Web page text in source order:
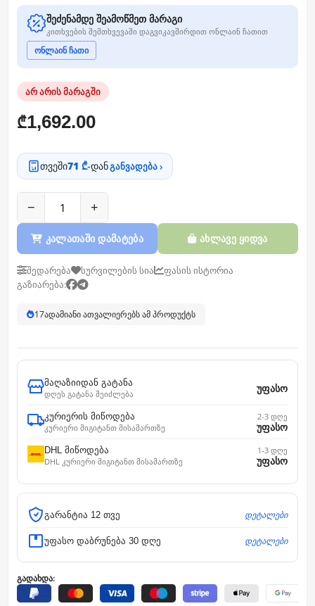
შეძენამდე შეამოწმეთ მარაგი
კითხვების შემთხვევაში დაგვიკავშირდით ონლაინ ჩათით
ონლაინ ჩათი
არ არის მარაგში
₾1,692.00
თვეში71 ₾-დანგანვადება ›
− +
კალათაში დამატება ახლავე ყიდვა
შედარება სურვილების სია
ფასის ისტორია
გაზიარება:
17ადამიანი ათვალიერებს ამ პროდუქტს
მაღაზიიდან გატანა
დღეს გატანა შეიძლება
უფასო
კურიერის მიწოდება
კურიერი მიგიტანთ მისამართზე
2-3 დღე
უფასო
DHL მიწოდება
DHL კურიერი მიგიტანთ მისამართზე
1-3 დღე
უფასო
გარანტია 12 თვე დეტალები
უფასო დაბრუნება 30 დღე დეტალები
გადახდა: